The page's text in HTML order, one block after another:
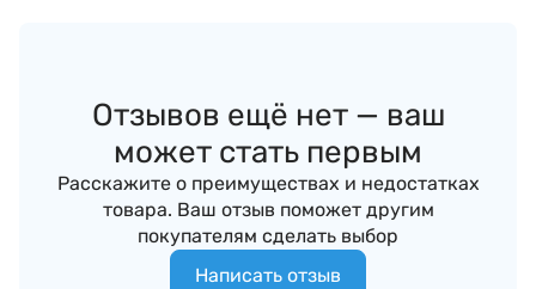
Отзывов ещё нет — ваш
может стать первым
Расскажите о преимуществах и недостатках
товара. Ваш отзыв поможет другим
покупателям сделать выбор
Написать отзыв